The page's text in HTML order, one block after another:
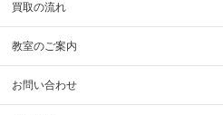
買取の流れ
教室のご案内
お問い合わせ